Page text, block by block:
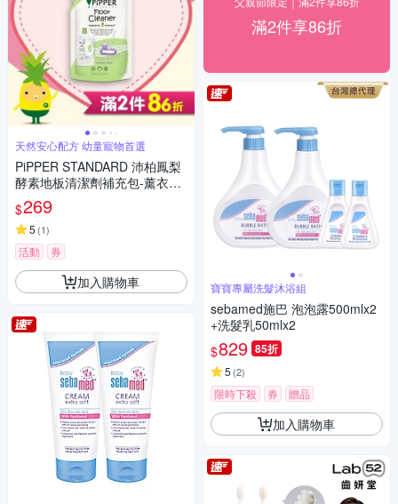
天然安心配方 幼童寵物首選
PiPPER STANDARD 沛柏鳳梨
酵素地板清潔劑補充包-薰衣草
700ml
$269
5 (1)
活動 券
加入購物車
滿2件享86折
寶寶專屬洗髮沐浴組
sebamed施巴 泡泡露500mlx2
+洗髮乳50mlx2
$829 85折
5 (2)
限時下殺 券 贈品
加入購物車